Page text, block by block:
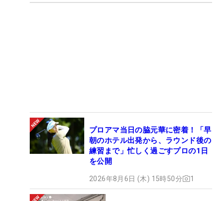
プロアマ当日の脇元華に密着！「早
朝のホテル出発から、ラウンド後の
練習まで」忙しく過ごすプロの1日
を公開
2026年8月6日 (木) 15時50分 1